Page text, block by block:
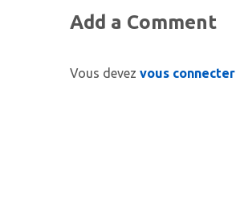
Add a Comment
Vous devez vous connecter